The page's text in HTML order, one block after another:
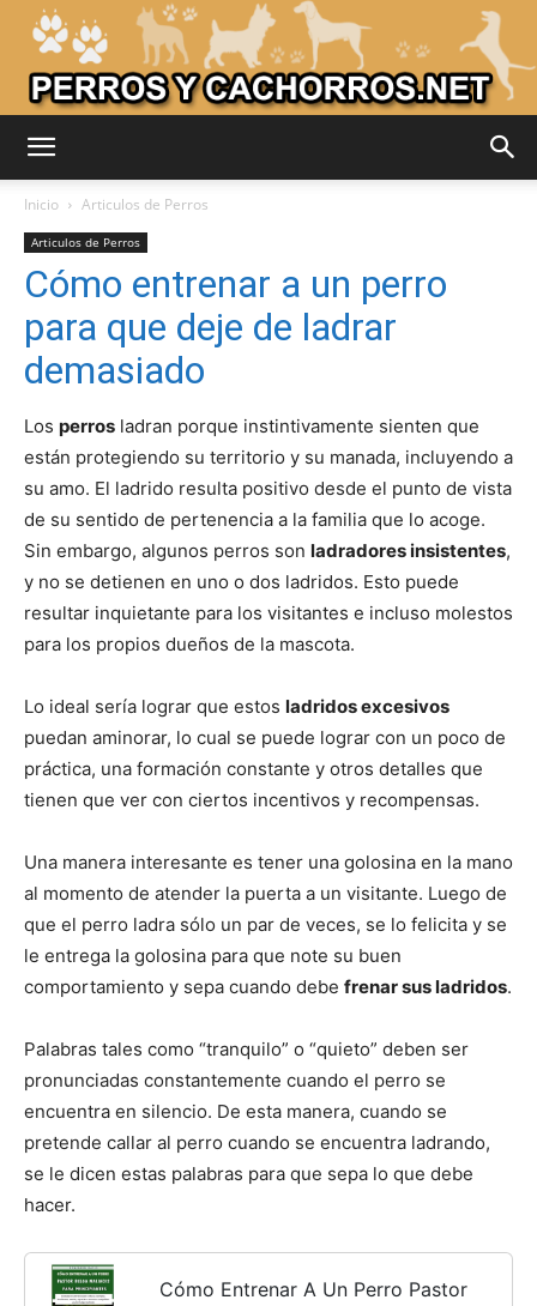
Perros
Razas
Perros
–
Fotos
Cachorros
Inicio Articulos de Perros
Articulos de Perros
Cómo entrenar a un perro
para que deje de ladrar
demasiado
Los perros ladran porque instintivamente sienten que
están protegiendo su territorio y su manada, incluyendo a
su amo. El ladrido resulta positivo desde el punto de vista
de su sentido de pertenencia a la familia que lo acoge.
Sin embargo, algunos perros son ladradores insistentes,
y no se detienen en uno o dos ladridos. Esto puede
resultar inquietante para los visitantes e incluso molestos
para los propios dueños de la mascota.
Lo ideal sería lograr que estos ladridos excesivos
puedan aminorar, lo cual se puede lograr con un poco de
práctica, una formación constante y otros detalles que
tienen que ver con ciertos incentivos y recompensas.
Una manera interesante es tener una golosina en la mano
al momento de atender la puerta a un visitante. Luego de
que el perro ladra sólo un par de veces, se lo felicita y se
le entrega la golosina para que note su buen
comportamiento y sepa cuando debe frenar sus ladridos.
Palabras tales como “tranquilo” o “quieto” deben ser
pronunciadas constantemente cuando el perro se
encuentra en silencio. De esta manera, cuando se
pretende callar al perro cuando se encuentra ladrando,
se le dicen estas palabras para que sepa lo que debe
hacer.
Cómo Entrenar A Un Perro Pastor